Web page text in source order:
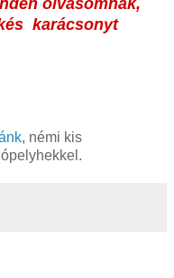
karácsonyt
, némi kis